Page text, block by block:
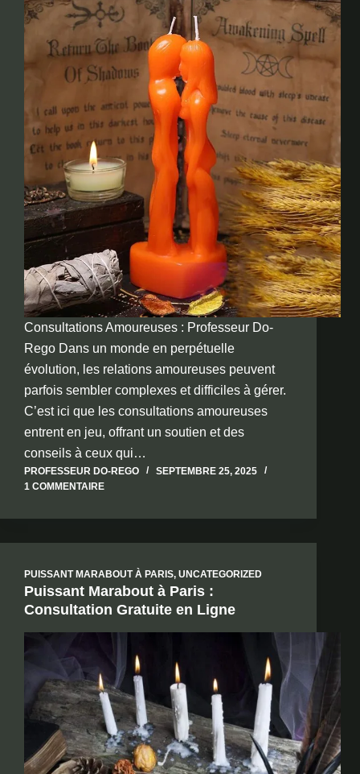
Consultations Amoureuses : Professeur Do-
Rego Dans un monde en perpétuelle
évolution, les relations amoureuses peuvent
parfois sembler complexes et difficiles à gérer.
C’est ici que les consultations amoureuses
entrent en jeu, offrant un soutien et des
conseils à ceux qui…
PROFESSEUR DO-REGO
SEPTEMBRE 25, 2025
1 COMMENTAIRE
PUISSANT MARABOUT À PARIS, UNCATEGORIZED
Puissant Marabout à Paris :
Consultation Gratuite en Ligne